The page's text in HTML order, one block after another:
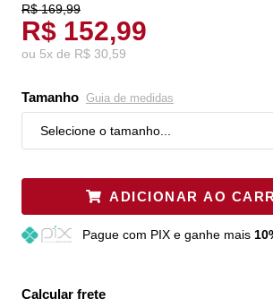
R$ 169,99
R$ 152,99
ou 5x de R$ 30,59
Tamanho Guia de medidas
Selecione o tamanho...
ADICIONAR AO
Pague com PIX e ganhe mais
Calcular frete